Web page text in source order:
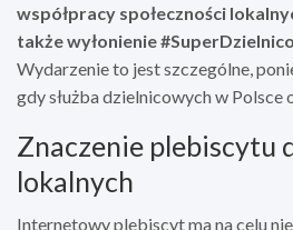
współpracy społeczności
także wyłonienie
Wydarzenie to jest szczególne,
gdy służba dzielnicowych w Polsce
Znaczenie plebiscytu
lokalnych
Internetowy plebiscyt ma na celu